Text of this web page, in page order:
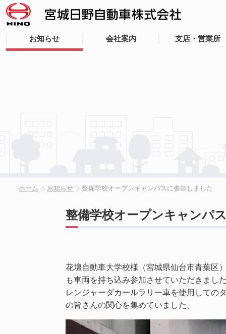
お知らせ 会社案内 支店・営業所
ホーム お知らせ 整備学校オープンキャンパスに参加しました
整備学校オープンキャンパ
花壇自動車大学校様（宮城県仙台市青葉区
も車両を持ち込み参加させていただきまし
レンジャーダカールラリー車を使用しての
の皆さんの関心を集めていました。